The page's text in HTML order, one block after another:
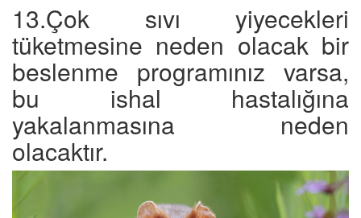
13.Çok sıvı yiyecekleri
tüketmesine neden olacak bir
beslenme programınız varsa,
bu ishal hastalığına
yakalanmasına neden
olacaktır.